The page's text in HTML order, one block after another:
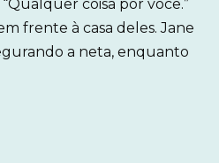
“Qualquer coisa por você.”
frente à casa deles. Jane
a neta, enquanto